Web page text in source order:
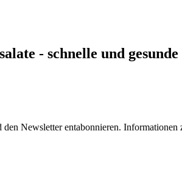
- schnelle und
Newsletter entabonnieren.